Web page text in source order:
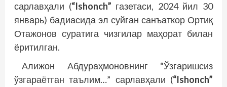
сарлавҳали (“Ishonch” газетаси, 2024 йил 30
январь) бадиасида эл суйган санъаткор Ортиқ
Отажонов суратига чизгилар маҳорат билан
ёритилган.
Алижон Абдураҳмоновнинг “Ўзгаришсиз
ўзгараётган таълим…” сарлавҳали (“Ishonch”